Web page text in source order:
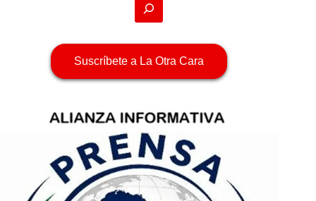
Suscríbete a La Otra Cara